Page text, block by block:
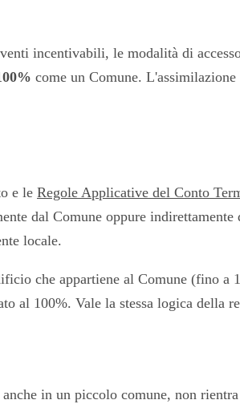
incentivabili, le modalità di
come un Comune.
e le Regole Applicative del Conto
dal Comune oppure
locale.
che appartiene al Comune (fino
al 100%. Vale la stessa logica della
in un piccolo comune, non